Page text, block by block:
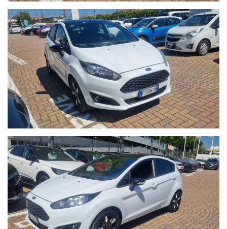
Chatta con noi su Whatsapp o chiamaci per prendere un
appuntamento: solo così potremo offrirti la certezza che il
veicolo sia disponibile per essere visto e provato.
- Seguici anche su Facebook:
www.facebook.com/Autoquadrifoglio
- 12 MESI di garanzia MAPFRE a chilometraggio illimitato
compresa.
- La Garanzia MAPFRE, oltre a tutelare la vostra auto da guasti
di origine meccanica ed elettronica, vi offre un servizio di
assistenza 24h su 24, 7 giorni su 7, soccorso stradale in caso di
rottura e auto sostitutiva se la vostra vettura rimane ferma più
di 8 ore in officina.
- Possibilità di estensione della garanzia di ulteriori 12 mesi.
- Possibilità di finanziamenti personalizzati, assicurazioni furto &
incendio, kasko, eventi naturali a prezzi estremamente
vantaggiosi.